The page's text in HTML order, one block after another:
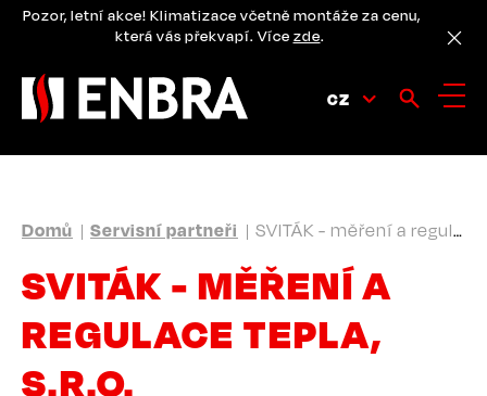
PřejítPozor, letní akce! Klimatizace včetně montáže za cenu,
která vás překvapí. Více zde.
CZ
DROBEČKOVÁ
NAVIGACE
Domů Servisní partneři SVITÁK - měření a regulace tepla, s.r.o.
SVITÁK - MĚŘENÍ A
REGULACE TEPLA,
S.R.O.